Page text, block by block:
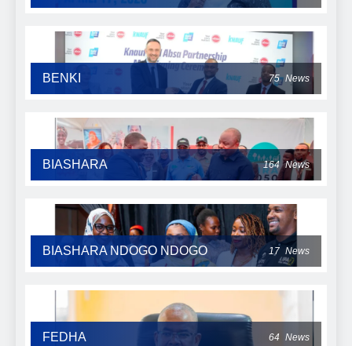
BENKI 75 News
BIASHARA 164 News
BIASHARA NDOGO NDOGO 17 News
FEDHA 64 News